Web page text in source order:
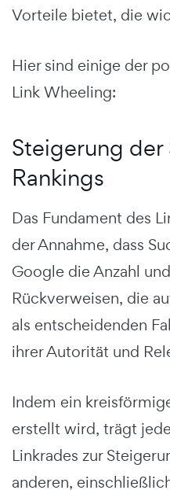
Vorteile bietet, die
Hier sind einige der
Link Wheeling:
Steigerung der
Rankings
Das Fundament des
der Annahme, dass
Google die Anzahl
Rückverweisen, die
als entscheidenden
ihrer Autorität und
Indem ein
erstellt wird, trägt
Linkrades zur
anderen,